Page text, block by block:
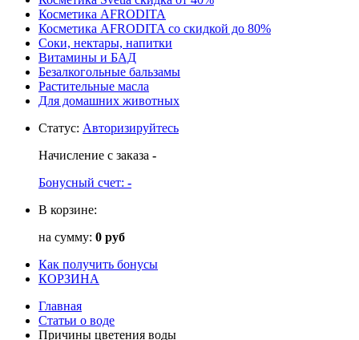
Косметика AFRODITA
Косметика AFRODITA со скидкой до 80%
Соки, нектары, напитки
Витамины и БАД
Безалкогольные бальзамы
Растительные масла
Для домашних животных
Статус: Авторизируйтесь
Начисление с заказа -
Бонусный счет: -
В корзине:
на сумму: 0 руб
Как получить бонусы
КОРЗИНА
Главная
Статьи о воде
Причины цветения воды